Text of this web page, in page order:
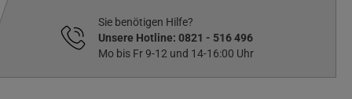
Sie benötigen Hilfe?
Unsere Hotline: 0821 - 516 496
Mo bis Fr 9-12 und 14-16:00 Uhr